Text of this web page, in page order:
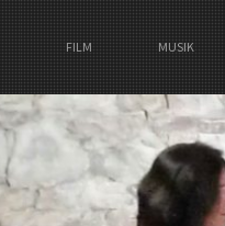
FILM MUSIK